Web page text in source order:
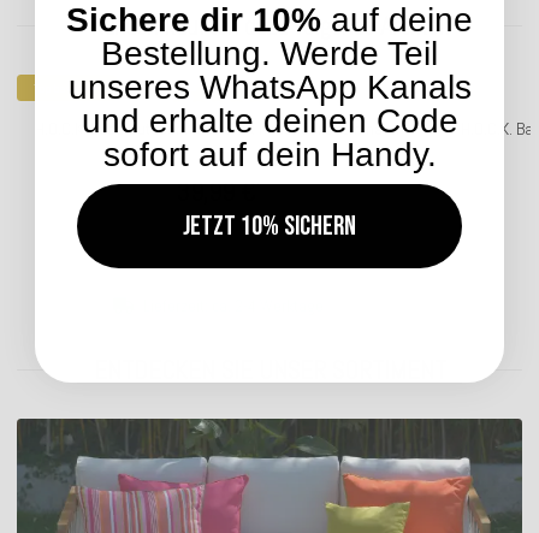
Kunden kauften dazu folgende Artikel:
Top bewertet
H.O.C.K. Baba Outdoor Kissen mit Keder 50x50cm natur
nanu
39,99 €*
H.O.C.K.
Sichere dir 10% auf deine
Bestellung. Werde Teil
unseres WhatsApp Kanals
und erhalte deinen Code
sofort auf dein Handy.
Jetzt 10% sichern